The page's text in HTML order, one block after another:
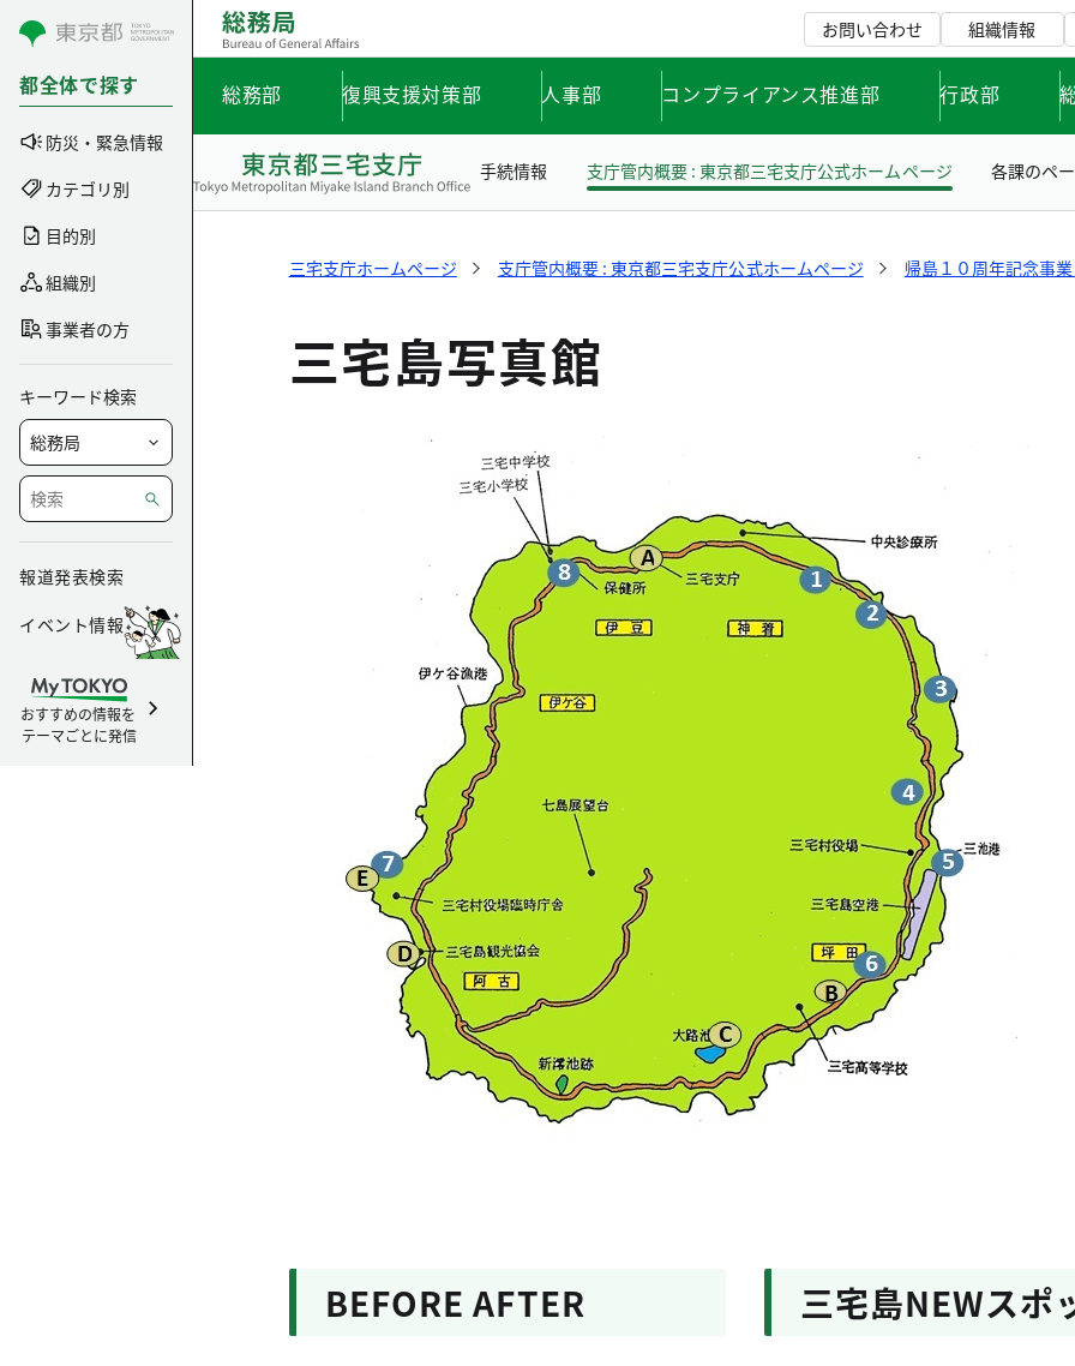
コンテンツにスキップ
都全体で探す
防災・緊急情報
カテゴリ別
目的別
組織別
事業者の方
キーワード検索
報道発表検索
イベント情報
おすすめの情報を
テーマごとに発信
お問い合わせ 組織情報
総務部 復興支援対策部 人事部 コンプライアンス推進部 行政部
手続情報 支庁管内概要 : 東京都三宅支庁公式ホームページ 各課のペ
三宅支庁ホームページ 支庁管内概要 : 東京都三宅支庁公式ホームページ 帰島１０周年記念事
三宅島写真館
BEFORE AFTER 三宅島NEWスポ